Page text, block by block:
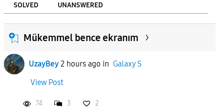
SOLVED
UNANSWERED
FILTER:
From
To
Mükemmel bence ekranım
UzayBey 2 hours ago in Galaxy S
View Post
74 3 2